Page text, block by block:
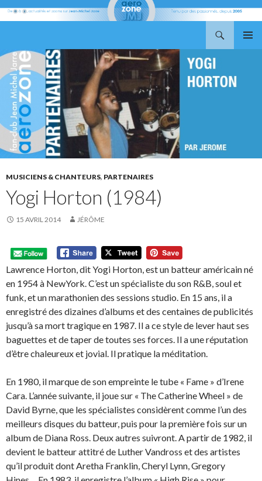
AU
CONTENU
MUSICIENS & CHANTEURS, PARTENAIRES
Yogi Horton (1984)
15 AVRIL 2014 JÉRÔME
Lawrence Horton, dit Yogi Horton, est un batteur américain né
en 1954 à NewYork. C’est un spécialiste du son R&B, soul et
funk, et un marathonien des sessions studio. En 15 ans, il a
enregistré des dizaines d’albums et des centaines de publicités
jusqu’à sa mort tragique en 1987. Il a ce style de lever haut ses
baguettes et de taper de toutes ses forces. Il a une réputation
d’être chaleureux et jovial. Il pratique la méditation.
En 1980, il marque de son empreinte le tube « Fame » d’Irene
Cara. L’année suivante, il joue sur « The Catherine Wheel » de
David Byrne, que les spécialistes considèrent comme l’un des
meilleurs disques du batteur, puis pour la première fois sur un
album de Diana Ross. Deux autres suivront. A partir de 1982, il
devient le batteur attitré de Luther Vandross et des artistes
qu’il produit dont Aretha Franklin, Cheryl Lynn, Gregory